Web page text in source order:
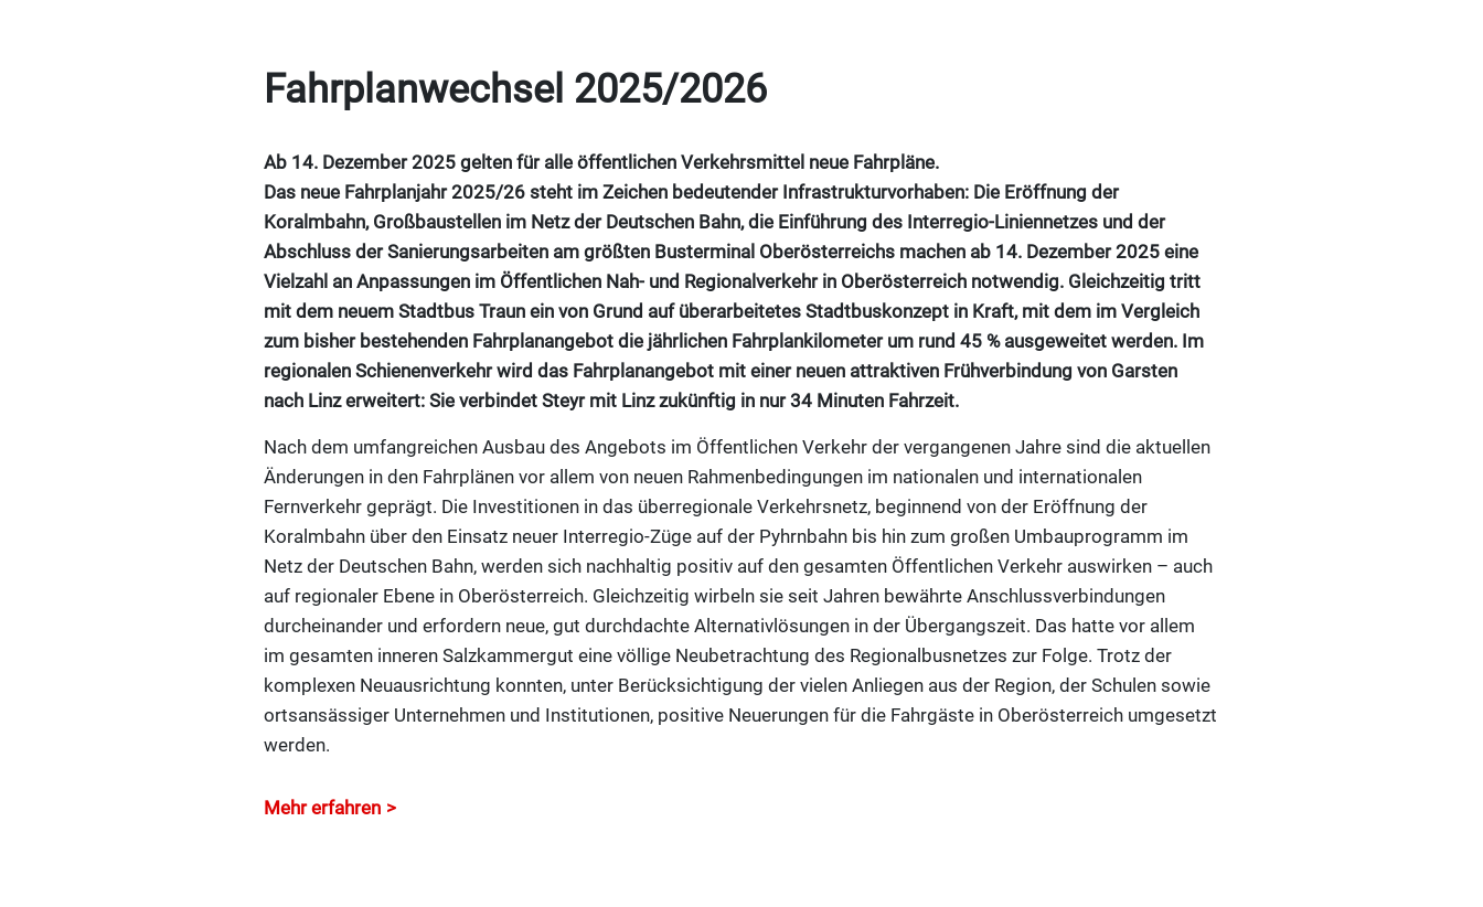
Fahrplanwechsel 2025/2026
Ab 14. Dezember 2025 gelten für alle öffentlichen Verkehrsmittel neue Fahrpläne.
Das neue Fahrplanjahr 2025/26 steht im Zeichen bedeutender Infrastrukturvorhaben: Die Eröffnung der
Koralmbahn, Großbaustellen im Netz der Deutschen Bahn, die Einführung des Interregio-Liniennetzes und der
Abschluss der Sanierungsarbeiten am größten Busterminal Oberösterreichs machen ab 14. Dezember 2025 eine
Vielzahl an Anpassungen im Öffentlichen Nah- und Regionalverkehr in Oberösterreich notwendig. Gleichzeitig tritt
mit dem neuem Stadtbus Traun ein von Grund auf überarbeitetes Stadtbuskonzept in Kraft, mit dem im Vergleich
zum bisher bestehenden Fahrplanangebot die jährlichen Fahrplankilometer um rund 45 % ausgeweitet werden. Im
regionalen Schienenverkehr wird das Fahrplanangebot mit einer neuen attraktiven Frühverbindung von Garsten
nach Linz erweitert: Sie verbindet Steyr mit Linz zukünftig in nur 34 Minuten Fahrzeit.
Nach dem umfangreichen Ausbau des Angebots im Öffentlichen Verkehr der vergangenen Jahre sind die aktuellen
Änderungen in den Fahrplänen vor allem von neuen Rahmenbedingungen im nationalen und internationalen
Fernverkehr geprägt. Die Investitionen in das überregionale Verkehrsnetz, beginnend von der Eröffnung der
Koralmbahn über den Einsatz neuer Interregio-Züge auf der Pyhrnbahn bis hin zum großen Umbauprogramm im
Netz der Deutschen Bahn, werden sich nachhaltig positiv auf den gesamten Öffentlichen Verkehr auswirken – auch
auf regionaler Ebene in Oberösterreich. Gleichzeitig wirbeln sie seit Jahren bewährte Anschlussverbindungen
durcheinander und erfordern neue, gut durchdachte Alternativlösungen in der Übergangszeit. Das hatte vor allem
im gesamten inneren Salzkammergut eine völlige Neubetrachtung des Regionalbusnetzes zur Folge. Trotz der
komplexen Neuausrichtung konnten, unter Berücksichtigung der vielen Anliegen aus der Region, der Schulen sowie
ortsansässiger Unternehmen und Institutionen, positive Neuerungen für die Fahrgäste in Oberösterreich umgesetzt
werden.
Mehr erfahren